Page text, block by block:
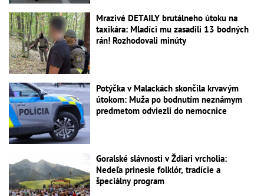
Mrazivé DETAILY brutálneho útoku na
taxikára: Mladíci mu zasadili 13 bodných
rán! Rozhodovali minúty
Potýčka v Malackách skončila krvavým
útokom: Muža po bodnutím neznámym
predmetom odviezli do nemocnice
Goralské slávnosti v Ždiari vrcholia:
Nedeľa prinesie folklór, tradície a
špeciálny program